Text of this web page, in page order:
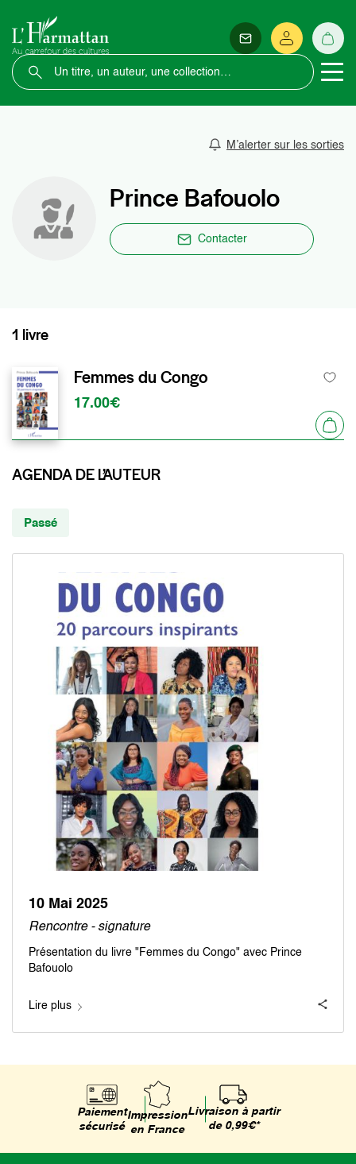
M’alerter sur les sorties
Prince Bafouolo
Contacter
1 livre
Femmes du Congo
17.00€
AGENDA DE L’AUTEUR
Passé
10 Mai 2025
Rencontre - signature
Présentation du livre "Femmes du Congo" avec Prince
Bafouolo
Lire plus
Paiement
sécurisé
Impression
en France
Livraison à partir
de 0,99€*